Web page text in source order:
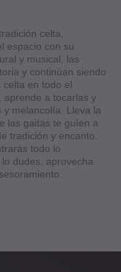
celta,
espacio con su
y musical, las
y continúan siendo
celta en todo el
aprende a tocarlas y
y melancolía. Lleva la
las gaitas te guíen a
tradición y encanto.
todo lo
dudes, aprovecha